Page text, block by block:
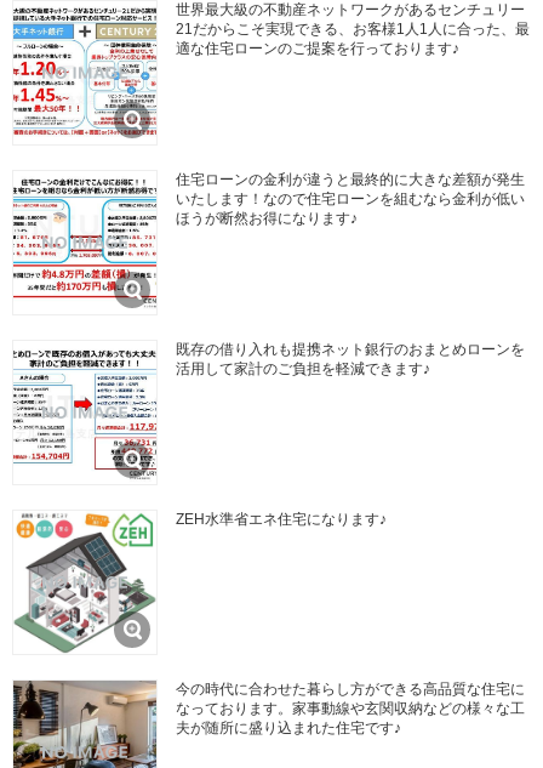
世界最大級の不動産ネットワークがあるセンチュリー
21だからこそ実現できる、お客様1人1人に合った、最
適な住宅ローンのご提案を行っております♪
住宅ローンの金利が違うと最終的に大きな差額が発生
いたします！なので住宅ローンを組むなら金利が低い
ほうが断然お得になります♪
既存の借り入れも提携ネット銀行のおまとめローンを
活用して家計のご負担を軽減できます♪
ZEH水準省エネ住宅になります♪
今の時代に合わせた暮らし方ができる高品質な住宅に
なっております。家事動線や玄関収納などの様々な工
夫が随所に盛り込まれた住宅です♪